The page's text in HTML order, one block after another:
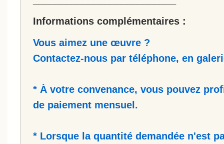
Informations complémentaires :
Vous aimez une œuvre ?
Contactez-nous par téléphone, en
* À votre convenance, vous pouvez
de paiement mensuel.
* Lorsque la quantité demandée n'est